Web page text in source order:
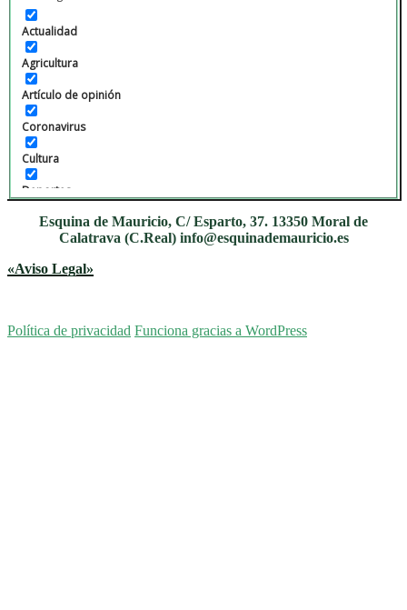
Verso y Prosa
Actualidad
Agricultura
Artículo de opinión
Coronavirus
Cultura
Deportes
Economía
Esquina de Mauricio, C/ Esparto, 37. 13350 Moral de
Calatrava (C.Real) info@esquinademauricio.es
«Aviso Legal»
Política de privacidad Funciona gracias a WordPress